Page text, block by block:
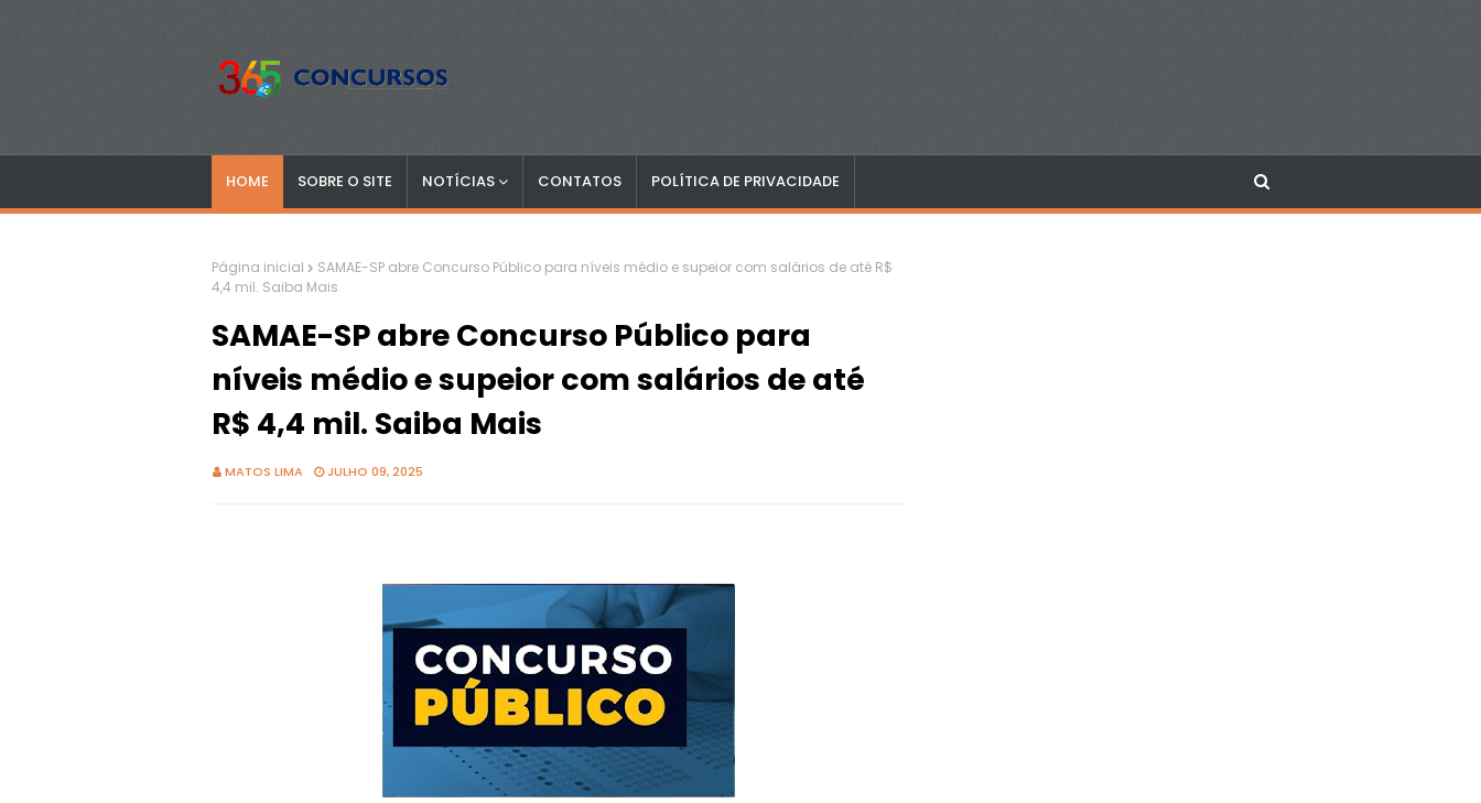
HOME SOBRE O SITE NOTÍCIAS CONTATOS POLÍTICA DE PRIVACIDADE
Página inicial
SAMAE-SP abre Concurso Público para níveis médio e supeior com salários de até R$
4,4 mil. Saiba Mais
SAMAE-SP abre Concurso Público para
níveis médio e supeior com salários de até
R$ 4,4 mil. Saiba Mais
MATOS LIMA JULHO 09, 2025